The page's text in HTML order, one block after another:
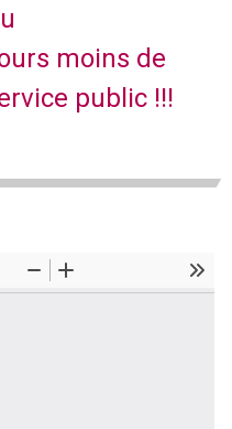
moins de
public !!!